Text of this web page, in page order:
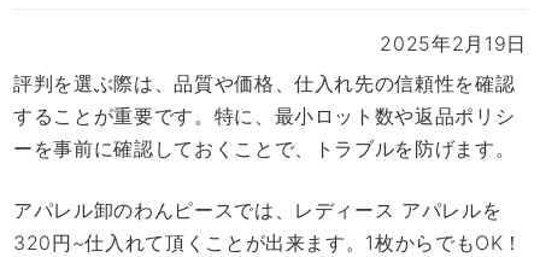
2025年2月19日
評判を選ぶ際は、品質や価格、仕入れ先の信頼性を確認
することが重要です。特に、最小ロット数や返品ポリシ
ーを事前に確認しておくことで、トラブルを防げます。
アパレル卸のわんピースでは、レディース アパレルを
320円~仕入れて頂くことが出来ます。1枚からでもOK！